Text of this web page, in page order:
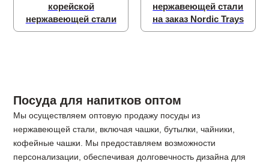
корейской
нержавеющей стали
нержавеющей стали
на заказ Nordic Trays
Посуда для напитков оптом
Мы осуществляем оптовую продажу посуды из
нержавеющей стали, включая чашки, бутылки, чайники,
кофейные чашки. Мы предоставляем возможности
персонализации, обеспечивая долговечность дизайна для